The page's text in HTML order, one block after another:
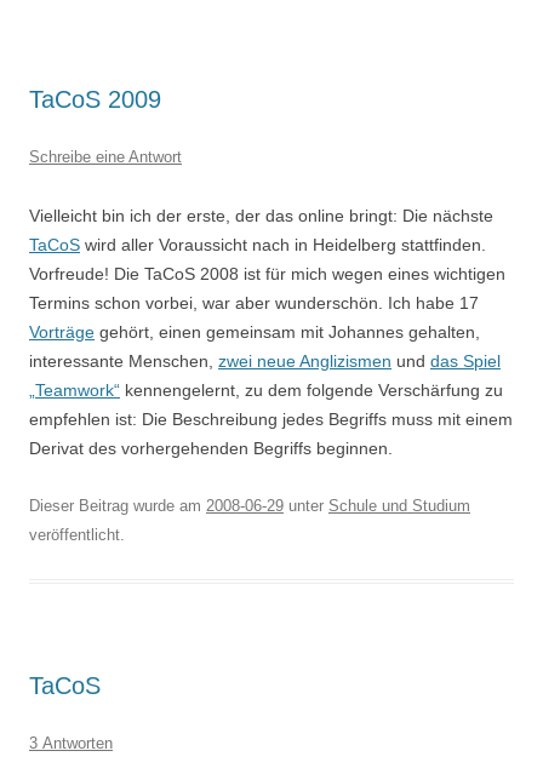
TaCoS 2009
Schreibe eine Antwort
Vielleicht bin ich der erste, der das online bringt: Die nächste
TaCoS wird aller Voraussicht nach in Heidelberg stattfinden.
Vorfreude! Die TaCoS 2008 ist für mich wegen eines wichtigen
Termins schon vorbei, war aber wunderschön. Ich habe 17
Vorträge gehört, einen gemeinsam mit Johannes gehalten,
interessante Menschen, zwei neue Anglizismen und das Spiel
„Teamwork“ kennengelernt, zu dem folgende Verschärfung zu
empfehlen ist: Die Beschreibung jedes Begriffs muss mit einem
Derivat des vorhergehenden Begriffs beginnen.
Dieser Beitrag wurde am 2008-06-29 unter Schule und Studium
veröffentlicht.
TaCoS
3 Antworten